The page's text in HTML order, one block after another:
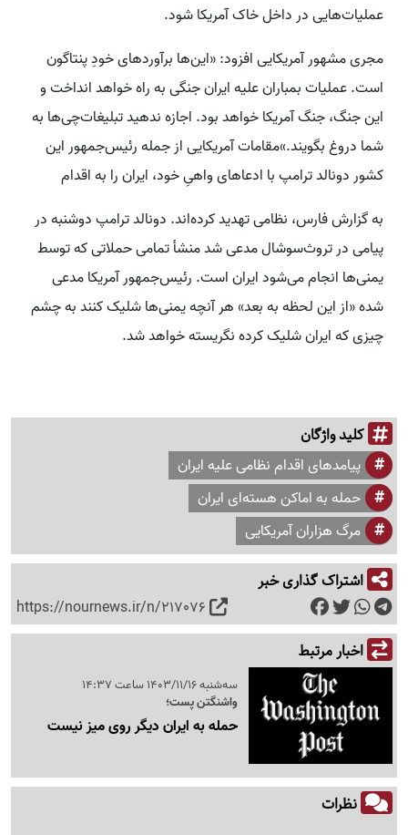
عملیات‌هایی در داخل خاک آمریکا شود.
مجری مشهور آمریکایی افزود: «این‌ها برآورد‌های خودِ پنتاگون
است. عملیات بمباران علیه ایران جنگی به راه خواهد انداخت و
این جنگ،‌ جنگ آمریکا خواهد بود. اجازه ندهید تبلیغات‌چی‌ها به
شما دروغ بگویند.»مقامات آمریکایی از جمله رئیس‌جمهور این
کشور دونالد ترامپ با ادعا‌های واهیِ خود، ایران را به اقدام
به گزارش فارس، نظامی تهدید کرده‌اند. دونالد ترامپ دوشنبه در
پیامی در تروث‌سوشال مدعی شد منشأ تمامی حملاتی که توسط
یمنی‌ها انجام می‌شود ایران است. رئیس‌جمهور آمریکا مدعی
شده «از این لحظه به بعد» هر آنچه یمنی‌ها شلیک کنند به چشم
چیزی که ایران شلیک کرده نگریسته خواهد شد.
کلید واژگان
پیامد‌های اقدام نظامی علیه ایران
حمله به اماکن هسته‌ای ایران
مرگ هزاران آمریکایی
اشتراک گذاری خبر
https://nournews.ir/n/217076
اخبار مرتبط
سه‌شنبه 1403/11/16 ساعت 14:37
واشنگتن پست؛
حمله به ایران دیگر روی میز نیست
نظرات